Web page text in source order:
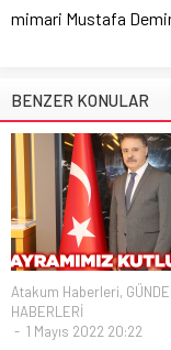
mimari Mustafa Demir
BENZER KONULAR
Atakum Haberleri,
HABERLERİ
1 Mayıs 2022 20:22